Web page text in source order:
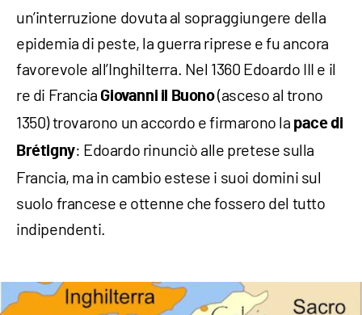
un’interruzione dovuta al sopraggiungere della
epidemia di peste, la guerra riprese e fu ancora
favorevole all’Inghilterra. Nel 1360 Edoardo III e il
re di Francia Giovanni il Buono(asceso al trono
1350) trovarono un accordo e firmarono la pace di
Brétigny: Edoardo rinunciò alle pretese sulla
Francia, ma in cambio estese i suoi domini sul
suolo francese e ottenne che fossero del tutto
indipendenti.